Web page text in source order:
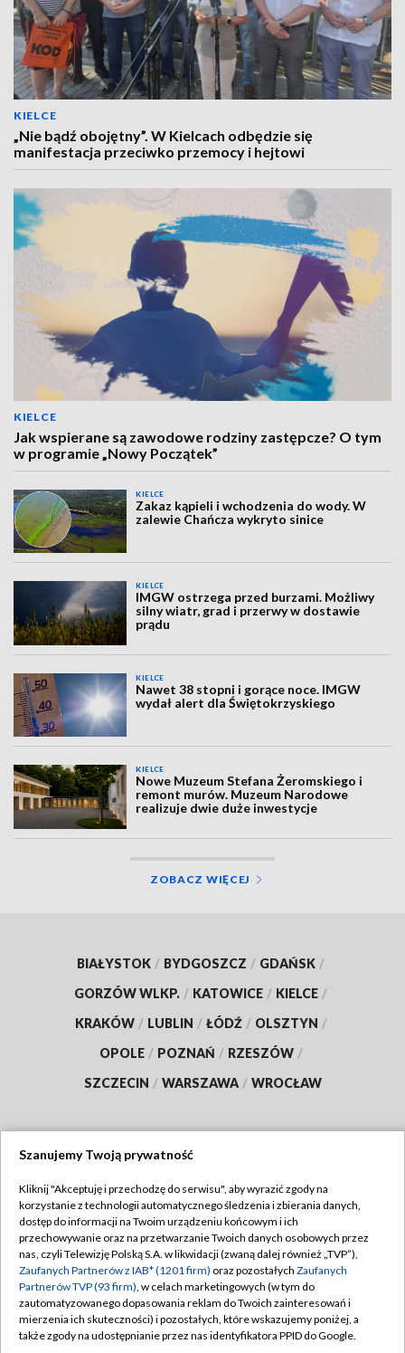
KIELCE
„Nie bądź obojętny”. W Kielcach odbędzie się
manifestacja przeciwko przemocy i hejtowi
KIELCE
Jak wspierane są zawodowe rodziny zastępcze? O tym
w programie „Nowy Początek”
KIELCE
Zakaz kąpieli i wchodzenia do wody. W
zalewie Chańcza wykryto sinice
KIELCE
IMGW ostrzega przed burzami. Możliwy
silny wiatr, grad i przerwy w dostawie
prądu
KIELCE
Nawet 38 stopni i gorące noce. IMGW
wydał alert dla Świętokrzyskiego
KIELCE
Nowe Muzeum Stefana Żeromskiego i
remont murów. Muzeum Narodowe
realizuje dwie duże inwestycje
ZOBACZ WIĘCEJ
BIAŁYSTOK / BYDGOSZCZ / GDAŃSK /
GORZÓW WLKP. / KATOWICE / KIELCE /
KRAKÓW / LUBLIN / ŁÓDŹ / OLSZTYN /
OPOLE / POZNAŃ / RZESZÓW /
SZCZECIN / WARSZAWA / WROCŁAW
TVP
Abonament TVP
Emisja w TVP
Centrum informacji TVP
Naziemna Telewizja Cyfrowa
Regulamin TVP
Polityka prywatności
Moje zgody
Pomoc
Szanujemy Twoją prywatność
Kliknij "Akceptuję i przechodzę do serwisu", aby wyrazić zgody na
korzystanie z technologii automatycznego śledzenia i zbierania danych,
dostęp do informacji na Twoim urządzeniu końcowym i ich
przechowywanie oraz na przetwarzanie Twoich danych osobowych przez
nas, czyli Telewizję Polską S.A. w likwidacji (zwaną dalej również „TVP”),
Zaufanych Partnerów z IAB* (1201 firm) oraz pozostałych Zaufanych
Partnerów TVP (93 firm), w celach marketingowych (w tym do
zautomatyzowanego dopasowania reklam do Twoich zainteresowań i
mierzenia ich skuteczności) i pozostałych, które wskazujemy poniżej, a
także zgody na udostępnianie przez nas identyfikatora PPID do Google.